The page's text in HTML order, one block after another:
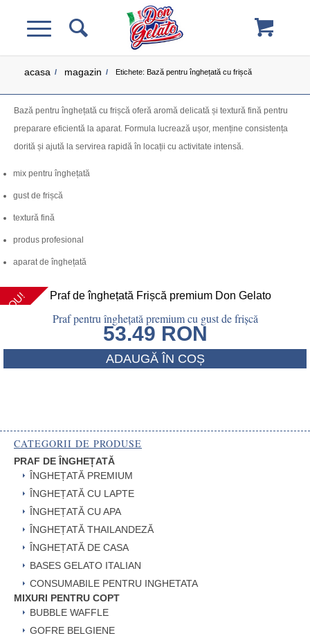
acasa / magazin / Etichete: Bază pentru înghețată cu frișcă
Bază pentru înghețată cu frișcă oferă aromă delicată și textură fină pentru
preparare eficientă la aparat. Formula lucrează ușor, menține consistența
dorită și ajută la servirea rapidă în locații cu activitate intensă.
mix pentru înghețată
gust de frișcă
textură fină
produs profesional
aparat de înghețată
NOU!
Praf pentru înghețată premium cu gust de frișcă
53.49 RON
ADAUGĂ ÎN COȘ
CATEGORII DE PRODUSE
PRAF DE ÎNGHEȚATĂ
ÎNGHEȚATĂ PREMIUM
ÎNGHEȚATĂ CU LAPTE
ÎNGHEȚATĂ CU APA
ÎNGHEȚATĂ THAILANDEZĂ
ÎNGHEȚATĂ DE CASA
BASES GELATO ITALIAN
CONSUMABILE PENTRU INGHETATA
MIXURI PENTRU COPT
BUBBLE WAFFLE
GOFRE BELGIENE